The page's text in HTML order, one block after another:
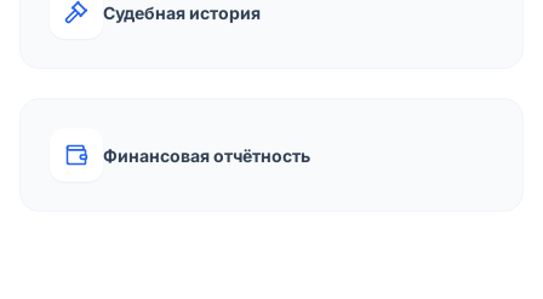
Судебная история
Финансовая отчётность